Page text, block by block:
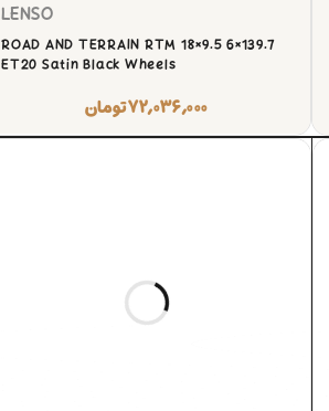
LENSO
ROAD AND TERRAIN RTM 18×9.5 6×139.7
ET20 Satin Black Wheels
۷۲,۰۳۶,۰۰۰تومان